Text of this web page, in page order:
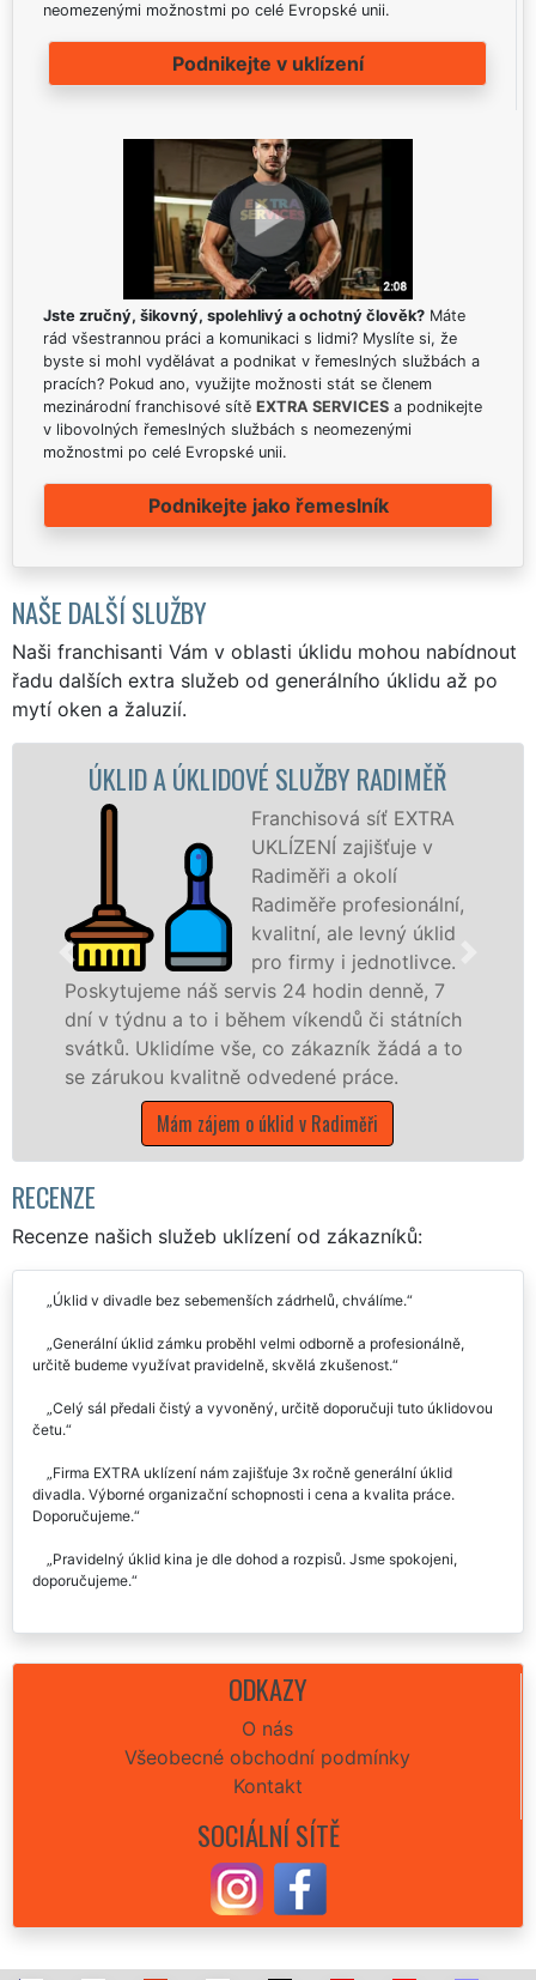
neomezenými možnostmi po celé Evropské unii.
Podnikejte v uklízení
Jste zručný, šikovný, spolehlivý a ochotný člověk? Máte
rád všestrannou práci a komunikaci s lidmi? Myslíte si, že
byste si mohl vydělávat a podnikat v řemeslných službách a
pracích? Pokud ano, využijte možnosti stát se členem
mezinárodní franchisové sítě EXTRA SERVICES a podnikejte
v libovolných řemeslných službách s neomezenými
možnostmi po celé Evropské unii.
Podnikejte jako řemeslník
NAŠE DALŠÍ SLUŽBY
Naši franchisanti Vám v oblasti úklidu mohou nabídnout
řadu dalších extra služeb od generálního úklidu až po
mytí oken a žaluzií.
A ÚKLIDOVÉ SLUŽBY RADIMĚŘ
Franchisová síť EXTRA
UKLÍZENÍ zajišťuje v
Radiměři a okolí
Radiměře profesionální,
kvalitní, ale levný úklid
pro firmy i jednotlivce.
náš servis 24 hodin denně, 7
a to i během víkendů či státních
vše, co zákazník žádá a to
kvalitně odvedené práce.
Mám zájem o úklid v Radiměři
nabízíme
státní
RECENZE
Recenze našich služeb uklízení od zákazníků:
Úklid v divadle bez sebemenších zádrhelů, chválíme.
Generální úklid zámku proběhl velmi odborně a profesionálně,
určitě budeme využívat pravidelně, skvělá zkušenost.
Celý sál předali čistý a vyvoněný, určitě doporučuji tuto úklidovou
četu.
Firma EXTRA uklízení nám zajišťuje 3x ročně generální úklid
divadla. Výborné organizační schopnosti i cena a kvalita práce.
Doporučujeme.
Pravidelný úklid kina je dle dohod a rozpisů. Jsme spokojeni,
doporučujeme.
ODKAZY
O nás
Všeobecné obchodní podmínky
Kontakt
SOCIÁLNÍ SÍTĚ